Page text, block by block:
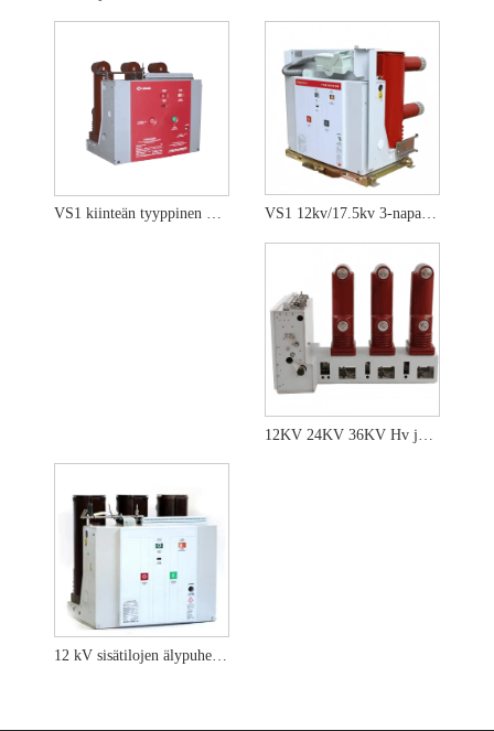
VS1 kiinteän tyyppinen 24KV/36KV sisätyhjiökatkaisija VS1 12kv/17.5kv 3-napainen käsikärrytyyppinen suurjännitetyhjiökatkaisija
12 kV sisätilojen älypuhelimen tyhjiökatkaisija